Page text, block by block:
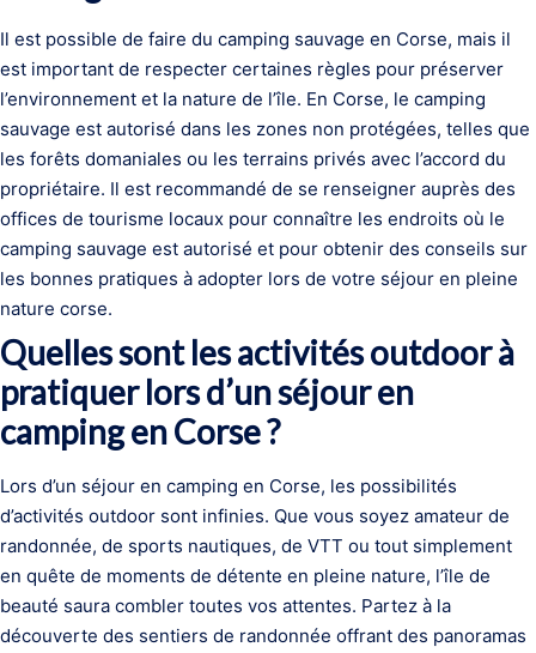
Il est possible de faire du camping sauvage en Corse, mais il
est important de respecter certaines règles pour préserver
l’environnement et la nature de l’île. En Corse, le camping
sauvage est autorisé dans les zones non protégées, telles que
les forêts domaniales ou les terrains privés avec l’accord du
propriétaire. Il est recommandé de se renseigner auprès des
offices de tourisme locaux pour connaître les endroits où le
camping sauvage est autorisé et pour obtenir des conseils sur
les bonnes pratiques à adopter lors de votre séjour en pleine
nature corse.
Quelles sont les activités outdoor à
pratiquer lors d’un séjour en
camping en Corse ?
Lors d’un séjour en camping en Corse, les possibilités
d’activités outdoor sont infinies. Que vous soyez amateur de
randonnée, de sports nautiques, de VTT ou tout simplement
en quête de moments de détente en pleine nature, l’île de
beauté saura combler toutes vos attentes. Partez à la
découverte des sentiers de randonnée offrant des panoramas